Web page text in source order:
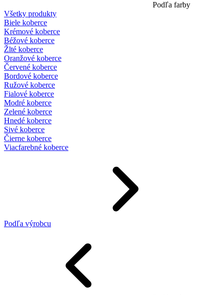
Podľa farby
Všetky produkty
Biele koberce
Krémové koberce
Béžové koberce
Žlté koberce
Oranžové koberce
Červené koberce
Bordové koberce
Ružové koberce
Fialové koberce
Modré koberce
Zelené koberce
Hnedé koberce
Sivé koberce
Čierne koberce
Viacfarebné koberce
Podľa výrobcu